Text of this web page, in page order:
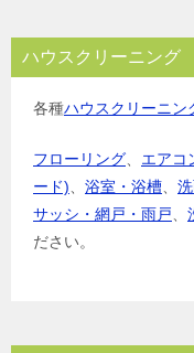
ハウスクリーニング
各種ハウスクリーニン
フローリング エアコ
ード)
浴室・浴槽
サッシ・網戸・雨戸
ださい。